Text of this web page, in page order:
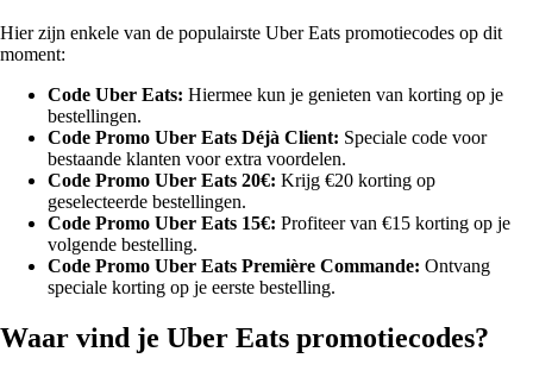
Hier zijn enkele van de populairste Uber Eats promotiecodes op dit
moment:
Code Uber Eats: Hiermee kun je genieten van korting op je
bestellingen.
Code Promo Uber Eats Déjà Client: Speciale code voor
bestaande klanten voor extra voordelen.
Code Promo Uber Eats 20€: Krijg €20 korting op
geselecteerde bestellingen.
Code Promo Uber Eats 15€: Profiteer van €15 korting op je
volgende bestelling.
Code Promo Uber Eats Première Commande: Ontvang
speciale korting op je eerste bestelling.
Waar vind je Uber Eats promotiecodes?